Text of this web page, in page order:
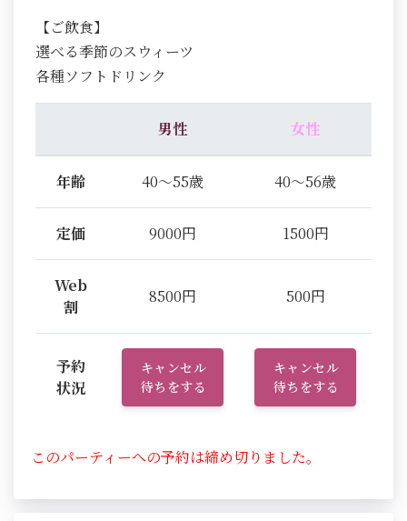
【ご飲食】
選べる季節のスウィーツ
各種ソフトドリンク
男性 女性
年齢 40～55歳 40～56歳
定価 9000円 1500円
Web
割
8500円 500円
予約
状況
キャンセル
待ちをする
キャンセル
待ちをする
このパーティーへの予約は締め切りました。